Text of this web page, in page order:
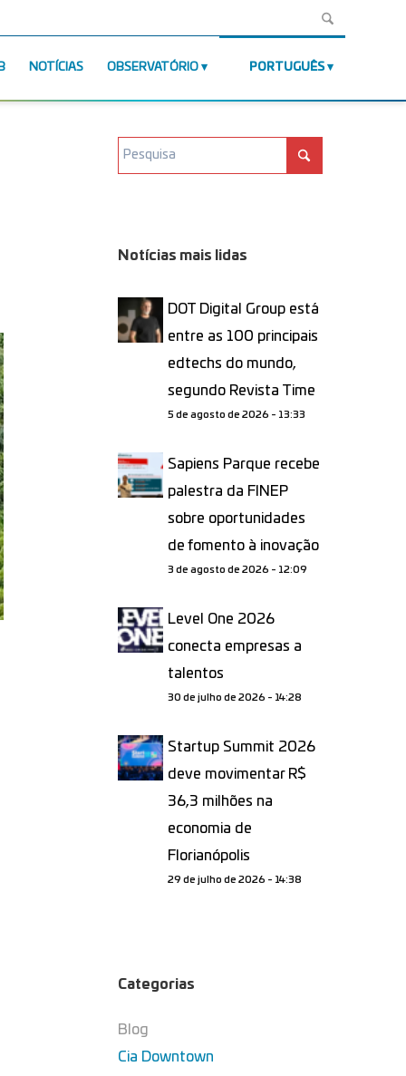
NOTÍCIAS OBSERVATÓRIO PORTUGUÊS
Notícias mais lidas
DOT Digital Group está
entre as 100 principais
edtechs do mundo,
segundo Revista Time
5 de agosto de 2026 - 13:33
Sapiens Parque recebe
palestra da FINEP
sobre oportunidades
de fomento à inovação
3 de agosto de 2026 - 12:09
Level One 2026
conecta empresas a
talentos
30 de julho de 2026 - 14:28
Startup Summit 2026
deve movimentar R$
36,3 milhões na
economia de
Florianópolis
29 de julho de 2026 - 14:38
Categorias
Blog
Cia Downtown